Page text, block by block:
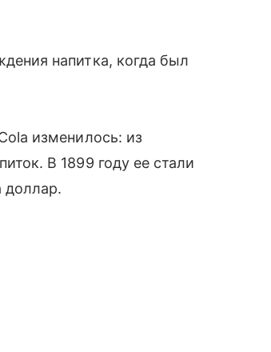
напитка, когда был
изменилось: из
В 1899 году ее стали
доллар.